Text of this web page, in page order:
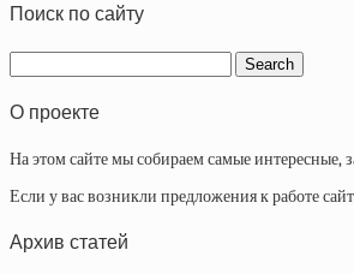
Поиск по сайту
О проекте
На этом сайте мы собираем самые интересные,
Если у вас возникли предложения к работе
Архив статей